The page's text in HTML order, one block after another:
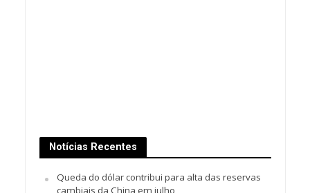
Notícias Recentes
Queda do dólar contribui para alta das reservas
cambiais da China em julho